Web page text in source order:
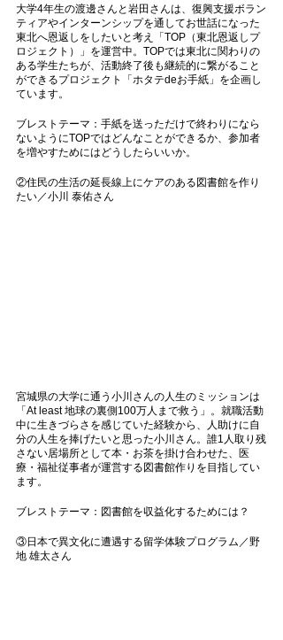
大学4年生の渡邊さんと岩田さんは、復興支援ボラン
ティアやインターンシップを通してお世話になった
東北へ恩返しをしたいと考え「TOP（東北恩返しプ
ロジェクト）」を運営中。TOPでは東北に関わりの
ある学生たちが、活動終了後も継続的に繋がること
ができるプロジェクト「ホタテdeお手紙」を企画し
ています。
ブレストテーマ：手紙を送っただけで終わりになら
ないようにTOPではどんなことができるか、参加者
を増やすためにはどうしたらいいか。
②住民の生活の延長線上にケアのある図書館を作り
たい／小川 泰佑さん
宮城県の大学に通う小川さんの人生のミッションは
「At least 地球の裏側100万人まで救う」。就職活動
中に生きづらさを感じていた経験から、人助けに自
分の人生を捧げたいと思った小川さん。誰1人取り残
さない居場所として本・お茶を掛け合わせた、医
療・福祉従事者が運営する図書館作りを目指してい
ます。
ブレストテーマ：図書館を収益化するためには？
③日本で異文化に遭遇する留学体験プログラム／野
地 雄太さん